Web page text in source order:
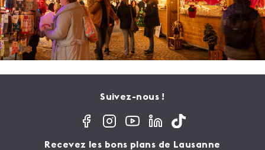
Suivez-nous !
Recevez les bons plans de Lausanne